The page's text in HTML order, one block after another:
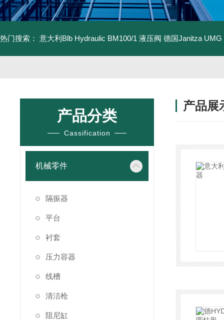
热门搜索： 意大利Blb Hydraulic BM100/1 液压阀 德国Janitza UMG
产品分类
Cassification
机械零件
隔振器
平台
衬套
压力容器
线槽
清洁枪
阻尼缸
产品展